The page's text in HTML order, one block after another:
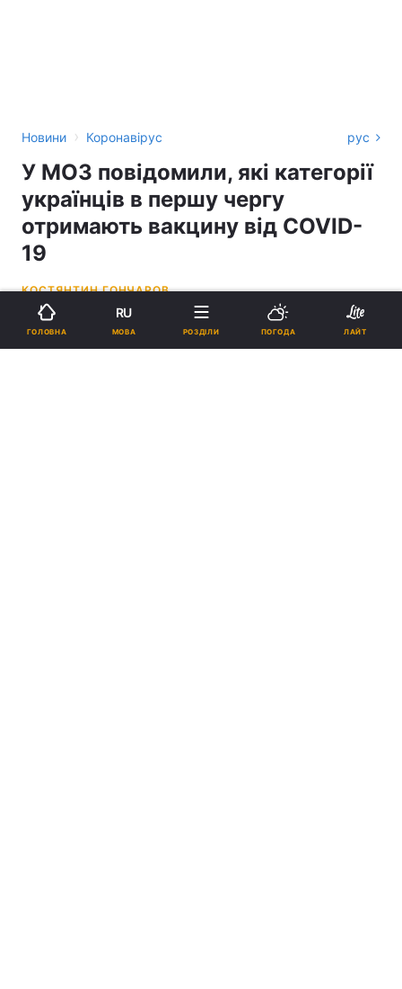
Новини › Коронавірус рус
У МОЗ повідомили, які категорії
українців в першу чергу
отримають вакцину від COVID-
19
КОСТЯНТИН ГОНЧАРОВ
14:40, 11.09.20
ГОЛОВНА
RU
МОВА РОЗДІЛИ ПОГОДА ЛАЙТ